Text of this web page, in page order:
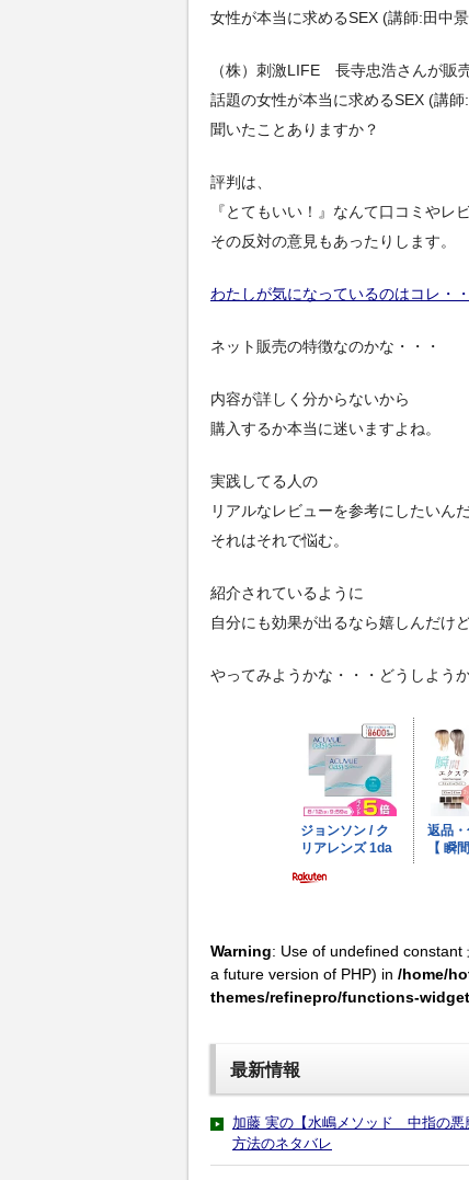
女性が本当に求めるSEX (講師:田中
（株）刺激LIFE 長寺忠浩さんが販
話題の女性が本当に求めるSEX (講
聞いたことありますか？
評判は、
『とてもいい！』なんて口コミやレ
その反対の意見もあったりします。
わたしが気になっているのはコレ・・
ネット販売の特徴なのかな・・・
内容が詳しく分からないから
購入するか本当に迷いますよね。
実践してる人の
リアルなレビューを参考にしたいんだ
それはそれで悩む。
紹介されているように
自分にも効果が出るなら嬉しんだけど
やってみようかな・・・どうしようか
Warning: Use of undefined
a future version of PHP) in /home/
themes/refinepro/functions-
最新情報
加藤 実の【水嶋メソッド 中指の悪
方法のネタバレ